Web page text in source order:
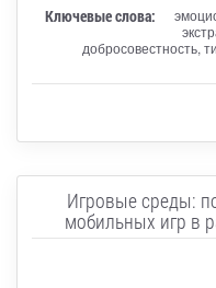
Ключевые слова:
добросовестность,
Игровые среды:
мобильных игр в